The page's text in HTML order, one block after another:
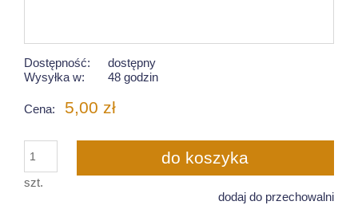
Dostępność:
dostępny
Wysyłka w:
48 godzin
Cena: 5,00 zł
szt.
do koszyka
dodaj do przechowalni